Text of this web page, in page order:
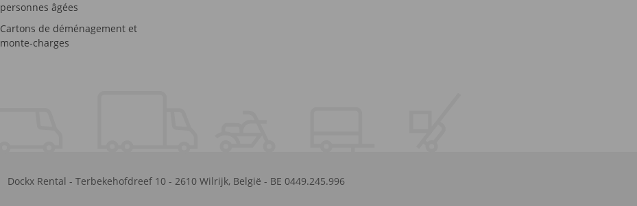
personnes âgées
Cartons de déménagement et
monte-charges
Dockx Rental - Terbekehofdreef 10- 2610 Wilrijk, België - BE 0449.245.996